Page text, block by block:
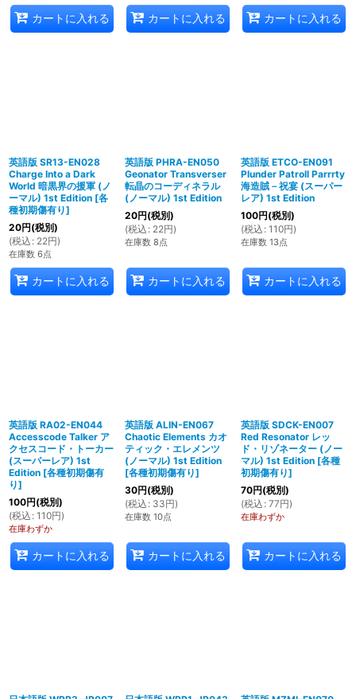
カートに入れる カートに入れる カートに入れる
英語版 SR13-EN028
Charge Into a Dark
World 暗黒界の援軍 (ノ
ーマル) 1st Edition [各
種初期傷有り]
20円(税別)
(税込 : 22円)
在庫数 6点
カートに入れる
英語版 PHRA-EN050
Geonator Transverser
転晶のコーディネラル
(ノーマル) 1st Edition
20円(税別)
(税込 : 22円)
在庫数 8点
カートに入れる
英語版 ETCO-EN091
Plunder Patroll Parrrty
海造賊－祝宴 (スーパー
レア) 1st Edition
100円(税別)
(税込 : 110円)
在庫数 13点
カートに入れる
英語版 RA02-EN044
Accesscode Talker ア
クセスコード・トーカー
(スーパーレア) 1st
Edition [各種初期傷有
り]
100円(税別)
(税込 : 110円)
在庫わずか
カートに入れる
英語版 ALIN-EN067
Chaotic Elements カオ
ティック・エレメンツ
(ノーマル) 1st Edition
[各種初期傷有り]
30円(税別)
(税込 : 33円)
在庫数 10点
カートに入れる
英語版 SDCK-EN007
Red Resonator レッ
ド・リゾネーター (ノー
マル) 1st Edition [各種
初期傷有り]
70円(税別)
(税込 : 77円)
在庫わずか
カートに入れる